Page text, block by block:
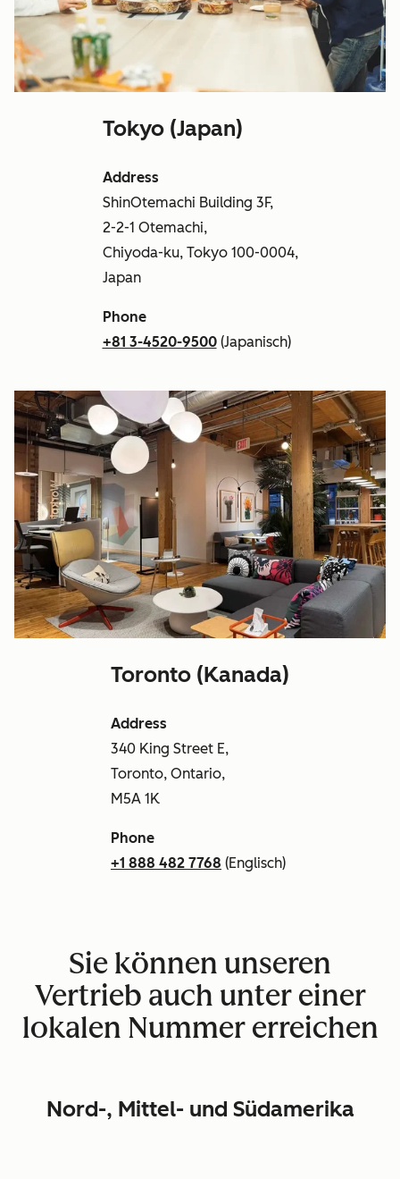
Tokyo (Japan)
Address
ShinOtemachi Building 3F,
2-2-1 Otemachi,
Chiyoda-ku, Tokyo 100-0004,
Japan
Phone
+81 3-4520-9500(Japanisch)
Toronto (Kanada)
Address
340 King Street E,
Toronto, Ontario,
M5A 1K
Phone
+1 888 482 7768 (Englisch)
Sie können unseren
Vertrieb auch unter einer
lokalen Nummer erreichen
Nord-, Mittel- und Südamerika